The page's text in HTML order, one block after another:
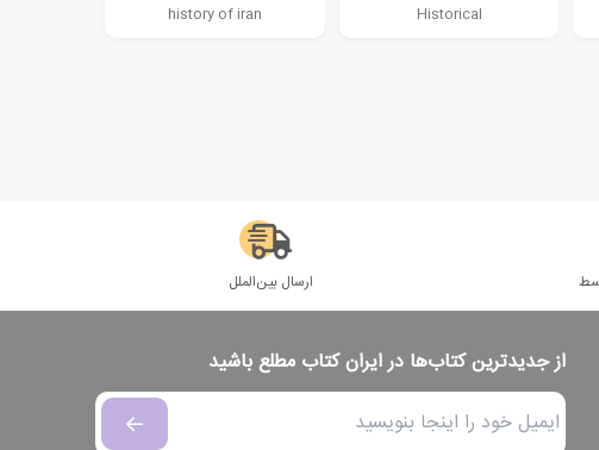
Historical
history of iran
ارسال بین‌الملل
از جدیدترین کتاب‌ها در ایران کتاب مطلع باشید